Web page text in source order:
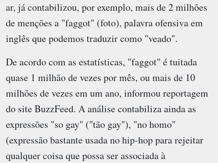
ar, já contabilizou, por exemplo, mais de 2 milhões
de menções a "faggot" (foto), palavra ofensiva em
inglês que podemos traduzir como "veado".
De acordo com as estatísticas, "faggot" é tuitada
quase 1 milhão de vezes por mês, ou mais de 10
milhões de vezes em um ano, informou reportagem
do site BuzzFeed. A análise contabiliza ainda as
expressões "so gay" ("tão gay"), "no homo"
(expressão bastante usada no hip-hop para rejeitar
qualquer coisa que possa ser associada à